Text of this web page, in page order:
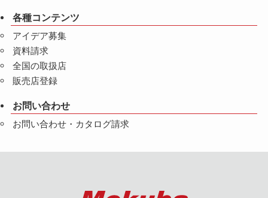
各種コンテンツ
アイデア募集
資料請求
全国の取扱店
販売店登録
お問い合わせ
お問い合わせ・カタログ請求